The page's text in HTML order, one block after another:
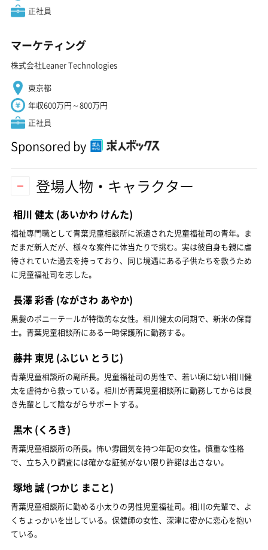
正社員
マーケティング
株式会社Leaner Technologies
東京都
年収600万円～800万円
正社員
Sponsored by
登場人物・キャラクター
相川 健太 (あいかわ けんた)
福祉専門職として青葉児童相談所に派遣された児童福祉司の青年。ま
だまだ新人だが、様々な案件に体当たりで挑む。実は彼自身も親に虐
待されていた過去を持っており、同じ境遇にある子供たちを救うため
に児童福祉司を志した。
長澤 彩香 (ながさわ あやか)
黒髪のポニーテールが特徴的な女性。相川健太の同期で、新米の保育
士。青葉児童相談所にある一時保護所に勤務する。
藤井 東児 (ふじい とうじ)
青葉児童相談所の副所長。児童福祉司の男性で、若い頃に幼い相川健
太を虐待から救っている。相川が青葉児童相談所に勤務してからは良
き先輩として陰ながらサポートする。
黒木 (くろき)
青葉児童相談所の所長。怖い雰囲気を持つ年配の女性。慎重な性格
で、立ち入り調査には確かな証拠がない限り許諾は出さない。
塚地 誠 (つかじ まこと)
青葉児童相談所に勤める小太りの男性児童福祉司。相川の先輩で、よ
くちょっかいを出している。保健師の女性、深津に密かに恋心を抱い
ている。